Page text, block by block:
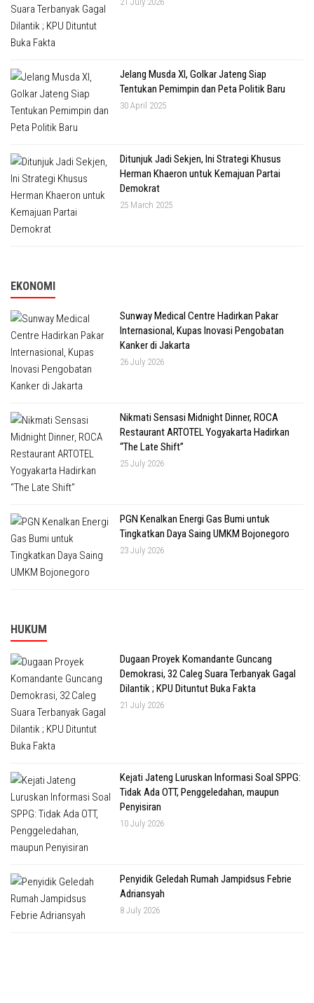
Jelang Musda XI, Golkar Jateng Siap
Tentukan Pemimpin dan Peta Politik Baru
30 April 2025
Ditunjuk Jadi Sekjen, Ini Strategi Khusus
Herman Khaeron untuk Kemajuan Partai
Demokrat
25 March 2025
EKONOMI
Sunway Medical Centre Hadirkan Pakar
Internasional, Kupas Inovasi Pengobatan
Kanker di Jakarta
26 July 2026
Nikmati Sensasi Midnight Dinner, ROCA
Restaurant ARTOTEL Yogyakarta Hadirkan
“The Late Shift”
25 July 2026
PGN Kenalkan Energi Gas Bumi untuk
Tingkatkan Daya Saing UMKM Bojonegoro
23 July 2026
HUKUM
Dugaan Proyek Komandante Guncang
Demokrasi, 32 Caleg Suara Terbanyak Gagal
Dilantik ; KPU Dituntut Buka Fakta
21 July 2026
Kejati Jateng Luruskan Informasi Soal SPPG:
Tidak Ada OTT, Penggeledahan, maupun
Penyisiran
10 July 2026
Penyidik Geledah Rumah Jampidsus Febrie
Adriansyah
8 July 2026